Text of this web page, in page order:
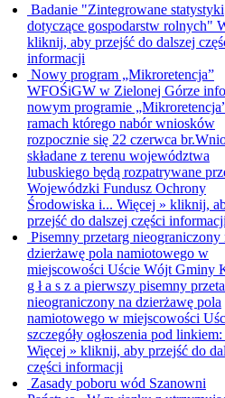
Badanie "Zintegrowane statystyki
dotyczące gospodarstw rolnych"
kliknij, aby przejść do dalszej
informacji
Nowy program „Mikroretencja”
WFOŚiGW w Zielonej Górze
nowym programie
ramach którego nabór wniosków
rozpocznie się 22 czerwca
składane z terenu województwa
lubuskiego będą rozpatrywane
Wojewódzki Fundusz Ochrony
Środowiska i... Więcej » kliknij,
przejść do dalszej części
Pisemny przetarg nieograniczony
dzierżawę pola namiotowego w
miejscowości Uście Wójt Gminy
g ł a s z a pierwszy pisemny
nieograniczony na dzierżawę pola
namiotowego w miejscowości
szczegóły ogłoszenia pod
Więcej » kliknij, aby przejść do
części informacji
Zasady poboru wód Szanowni